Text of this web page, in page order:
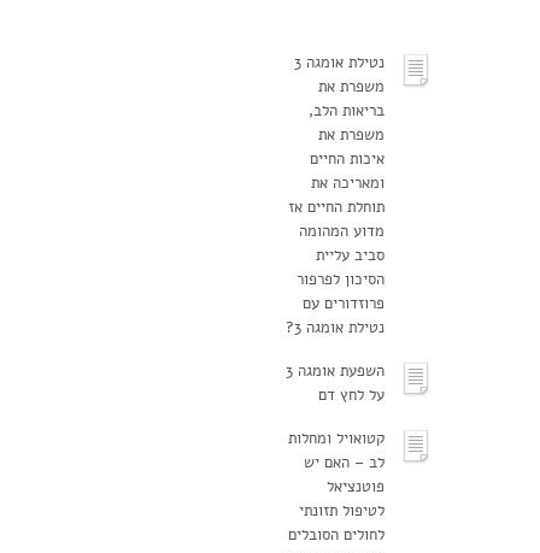
נטילת אומגה 3
משפרת את
בריאות הלב,
משפרת את
איכות החיים
ומאריכה את
תוחלת החיים אז
מדוע המהומה
סביב עליית
הסיכון לפרפור
פרוזדורים עם
נטילת אומגה 3?
השפעת אומגה 3
על לחץ דם
קטואויל ומחלות
לב – האם יש
פוטנציאל
לטיפול תזונתי
לחולים הסובלים